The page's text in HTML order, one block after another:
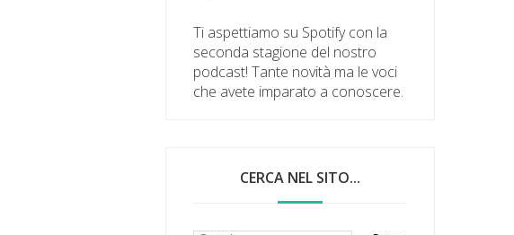
Ti aspettiamo su Spotify con la
seconda stagione del nostro
podcast! Tante novità ma le voci
che avete imparato a conoscere.
CERCA NEL SITO...